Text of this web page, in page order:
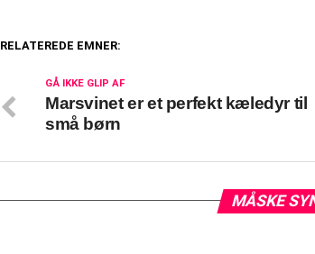
RELATEREDE EMNER:
GÅ IKKE GLIP AF
Marsvinet er et perfekt kæledyr til
små børn
MÅSKE